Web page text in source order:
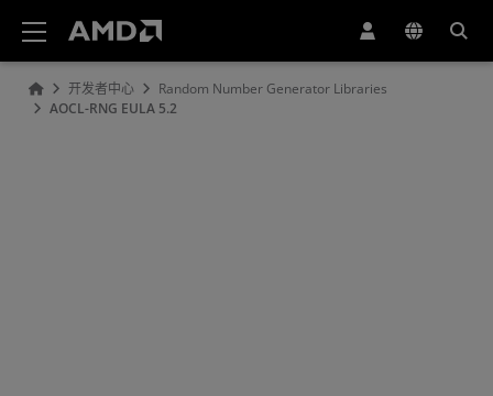
开发者中心
Random Number Generator Libraries
AOCL-RNG EULA 5.2